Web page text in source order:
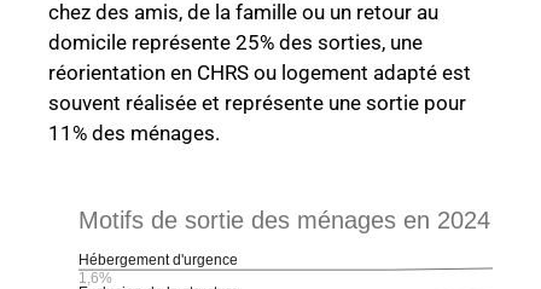
chez des amis, de la famille ou un retour au
domicile représente 25% des sorties, une
réorientation en CHRS ou logement adapté est
souvent réalisée et représente une sortie pour
11% des ménages.